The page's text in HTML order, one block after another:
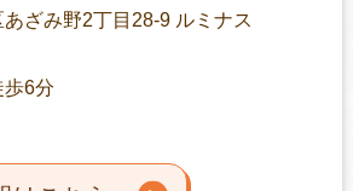
ざみ野2丁目28-9 ルミナス
歩6分